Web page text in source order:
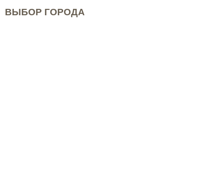
ВЫБОР ГОРОДА